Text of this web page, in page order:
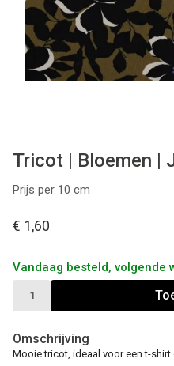
Solden
Contact
Tricot | Bloemen |
Prijs per 10 cm
€ 1,60
Vandaag besteld, volgende
Omschrijving
Mooie tricot, ideaal voor een t-shirt